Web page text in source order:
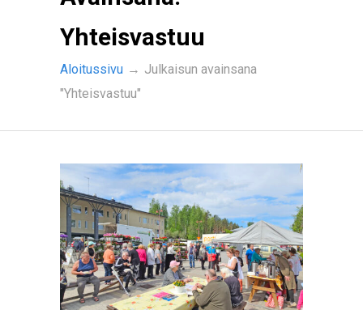
Yhteisvastuu
Aloitussivu → Julkaisun avainsana
"Yhteisvastuu"